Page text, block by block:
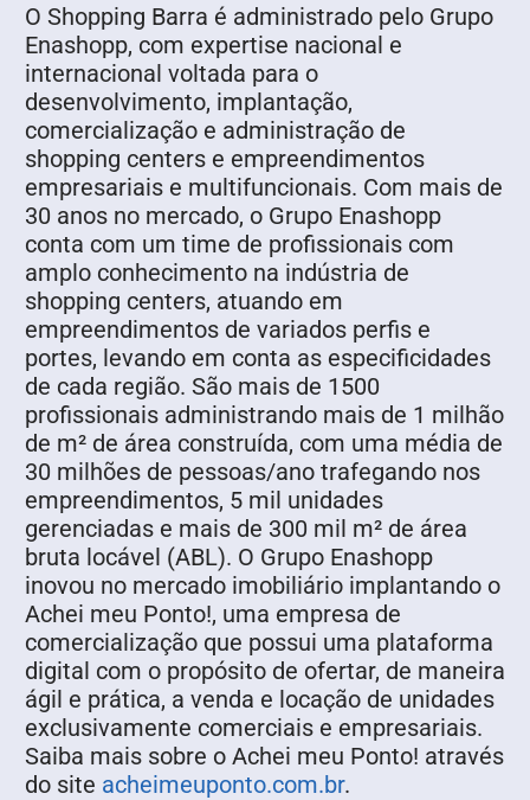
O Shopping Barra é administrado pelo Grupo
Enashopp, com expertise nacional e
internacional voltada para o
desenvolvimento, implantação,
comercialização e administração de
shopping centers e empreendimentos
empresariais e multifuncionais. Com mais de
30 anos no mercado, o Grupo Enashopp
conta com um time de profissionais com
amplo conhecimento na indústria de
shopping centers, atuando em
empreendimentos de variados perfis e
portes, levando em conta as especificidades
de cada região. São mais de 1500
profissionais administrando mais de 1 milhão
de m² de área construída, com uma média de
30 milhões de pessoas/ano trafegando nos
empreendimentos, 5 mil unidades
gerenciadas e mais de 300 mil m² de área
bruta locável (ABL). O Grupo Enashopp
inovou no mercado imobiliário implantando o
Achei meu Ponto!, uma empresa de
comercialização que possui uma plataforma
digital com o propósito de ofertar, de maneira
ágil e prática, a venda e locação de unidades
exclusivamente comerciais e empresariais.
Saiba mais sobre o Achei meu Ponto! através
do site acheimeuponto.com.br.